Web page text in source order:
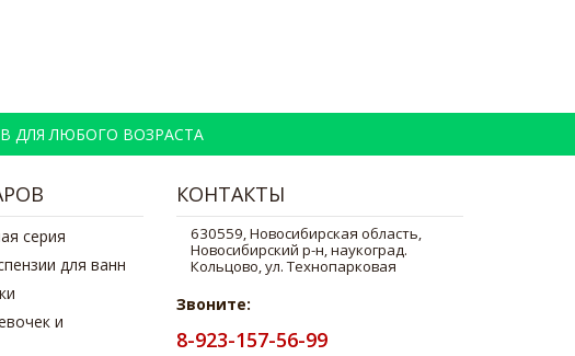
ДЛЯ ЛЮБОГО ВОЗРАСТА
серия
для ванн
и
КОНТАКТЫ
Звоните:
8-923-157-56-99